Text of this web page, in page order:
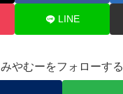
LINE
みやむーをフォローする